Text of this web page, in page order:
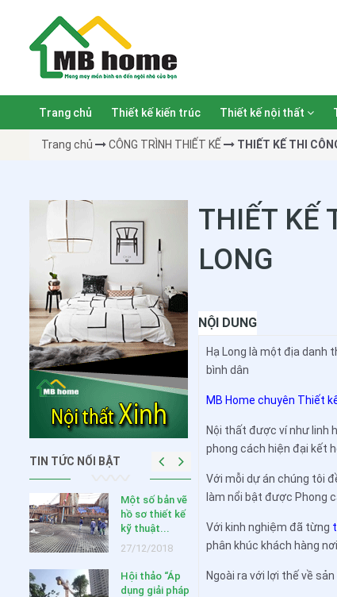
Trang chủ Thiết kế kiến trúc Thiết kế nội thất
Trang chủ CÔNG TRÌNH THIẾT KẾ THIẾT KẾ THI
THIẾT KẾ
LONG
NỘI DUNG
Hạ Long là một địa danh
bình dân
MB Home chuyên Thiết
Nội thất được ví như linh
phong cách hiện đại kết
Với mỗi dự án chúng tôi
làm nổi bật được Phong
Với kinh nghiệm đã từng
phân khúc khách hàng
Ngoài ra với lợi thế về
TIN TỨC NỔI BẬT
Một số bản vẽ
hồ sơ thiết kế
kỹ thuật...
27/12/2018
Hội thảo “Áp
dụng giải pháp